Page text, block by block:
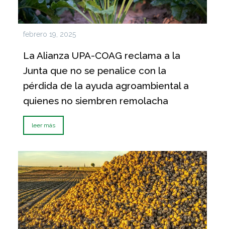
febrero 19, 2025
La Alianza UPA-COAG reclama a la
Junta que no se penalice con la
pérdida de la ayuda agroambiental a
quienes no siembren remolacha
leer más